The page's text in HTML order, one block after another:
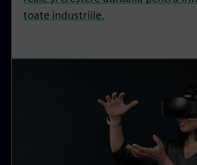
toate industriile.